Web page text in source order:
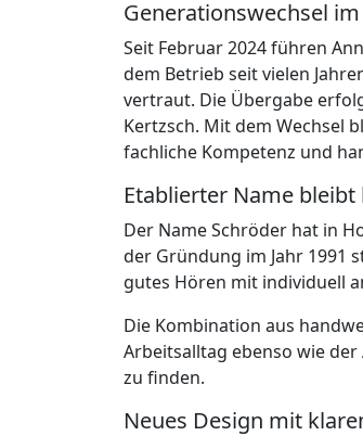
Generationswechsel
Seit Februar 2024 führen
dem Betrieb seit vielen
vertraut. Die Übergabe
Kertzsch. Mit dem Wechsel
fachliche Kompetenz und
Etablierter Name bleibt
Der Name Schröder hat in
der Gründung im Jahr 1991
gutes Hören mit individuell
Die Kombination aus
Arbeitsalltag ebenso wie
zu finden.
Neues Design mit